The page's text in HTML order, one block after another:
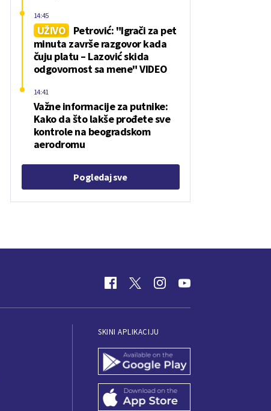
UŽIVO
Petrović: "Igrači za pet
minuta završe razgovor kada
čuju platu – Lazović skida
odgovornost sa mene" VIDEO
14:45
Važne informacije za putnike:
Kako da što lakše prođete sve
kontrole na beogradskom
aerodromu
14:41
Pogledaj sve
SKINI APLIKACIJU